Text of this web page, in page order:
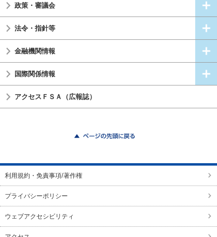
政策・審議会
法令・指針等
金融機関情報
国際関係情報
アクセスＦＳＡ（広報誌）
利用規約・免責事項/著作権
プライバシーポリシー
ウェブアクセシビリティ